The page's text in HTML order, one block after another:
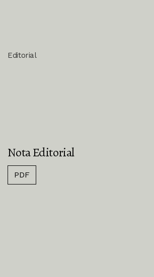
Editorial
Nota Editorial
PDF